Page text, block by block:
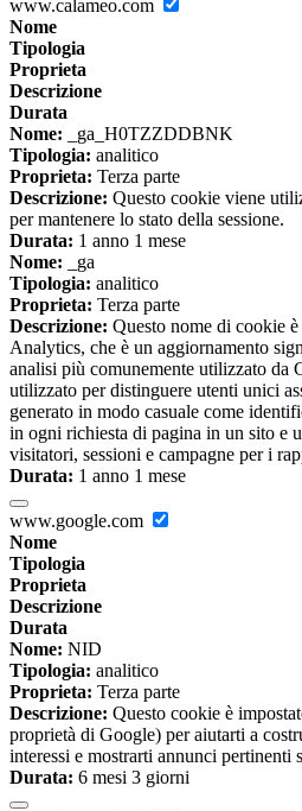
www.calameo.com
Nome
Tipologia
Proprieta
Descrizione
Durata
Nome: _ga_H0TZZDDBNK
Tipologia: analitico
Proprieta: Terza parte
Descrizione: Questo cookie viene
per mantenere lo stato della sessione.
Durata: 1 anno 1 mese
Nome: _ga
Tipologia: analitico
Proprieta: Terza parte
Descrizione: Questo nome di cookie
Analytics, che è un aggiornamento
analisi più comunemente utilizzato da
utilizzato per distinguere utenti unici
generato in modo casuale come
in ogni richiesta di pagina in un sito e
visitatori, sessioni e campagne per i
Durata: 1 anno 1 mese
www.google.com
Nome
Tipologia
Proprieta
Descrizione
Durata
Nome: NID
Tipologia: analitico
Proprieta: Terza parte
Descrizione: Questo cookie è
proprietà di Google) per aiutarti a
interessi e mostrarti annunci pertinenti
Durata: 6 mesi 3 giorni